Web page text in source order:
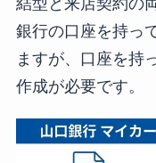
銀行の口座を持っ
ますが、口座を持
作成が必要です。